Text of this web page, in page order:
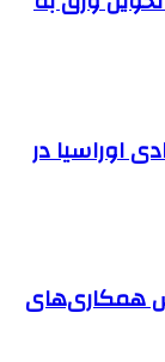
اوراسیا در
همکاری‌های